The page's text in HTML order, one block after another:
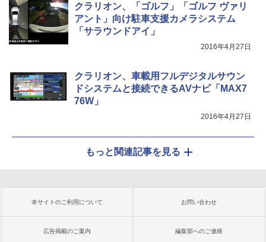
クラリオン、「ゴルフ」「ゴルフ ヴァリ
アント」向け駐車支援カメラシステム
「サラウンドアイ」
2016年4月27日
クラリオン、車載用フルデジタルサウン
ドシステムと接続できるAVナビ「MAX7
76W」
2016年4月27日
もっと関連記事を見る
本サイトのご利用について お問い合わせ
広告掲載のご案内 編集部へのご連絡